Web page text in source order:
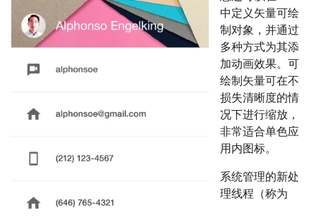
中定义矢量可绘
制对象，并通过
多种方式为其添
加动画效果。可
绘制矢量可在不
损失清晰度的情
况下进行缩放，
非常适合单色应
用内图标。
系统管理的新处
理线程（称为